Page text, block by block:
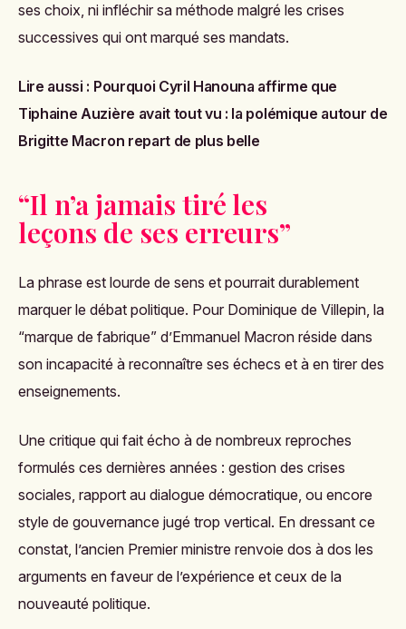
ses choix, ni infléchir sa méthode malgré les crises
successives qui ont marqué ses mandats.
Lire aussi : Pourquoi Cyril Hanouna affirme que
Tiphaine Auzière avait tout vu : la polémique autour de
Brigitte Macron repart de plus belle
“Il n’a jamais tiré les
leçons de ses erreurs”
La phrase est lourde de sens et pourrait durablement
marquer le débat politique. Pour Dominique de Villepin, la
“marque de fabrique” d’Emmanuel Macron réside dans
son incapacité à reconnaître ses échecs et à en tirer des
enseignements.
Une critique qui fait écho à de nombreux reproches
formulés ces dernières années : gestion des crises
sociales, rapport au dialogue démocratique, ou encore
style de gouvernance jugé trop vertical. En dressant ce
constat, l’ancien Premier ministre renvoie dos à dos les
arguments en faveur de l’expérience et ceux de la
nouveauté politique.